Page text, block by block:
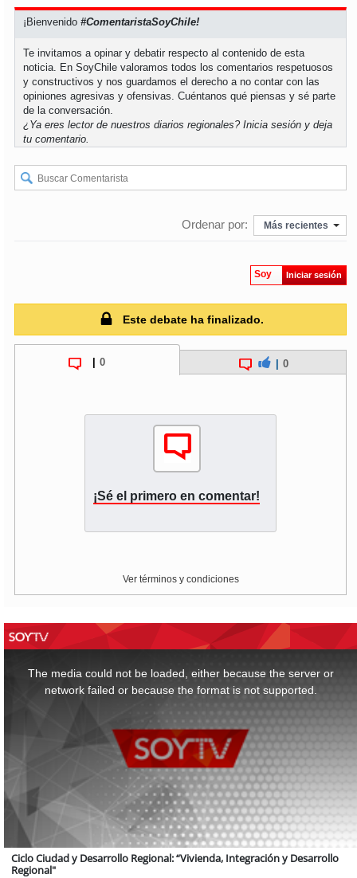
¡Bienvenido#ComentaristaSoyChile!
Te invitamos a opinar y debatir respecto al contenido de esta
noticia. En SoyChile valoramos todos los comentarios respetuosos
y constructivos y nos guardamos el derecho a no contar con las
opiniones agresivas y ofensivas. Cuéntanos qué piensas y sé parte
de la conversación.
¿Ya eres lector de nuestros diarios regionales?Inicia sesión y deja
tu comentario.
Ordenar por: Más recientes
Soy Iniciar sesión
Este debate ha finalizado.
0 0
¡Sé el primero en comentar!
Ver términos y condiciones
The media could not be loaded, either because the server or
network failed or because the format is not supported.
Ciclo Ciudad y Desarrollo Regional: “Vivienda, Integración y Desarrollo
Regional"